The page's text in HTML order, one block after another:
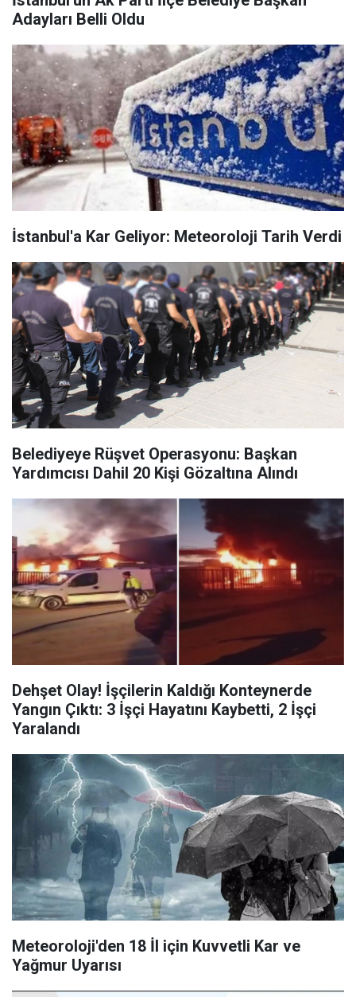
Adayları Belli Oldu
İstanbul'a Kar Geliyor: Meteoroloji Tarih Verdi
Belediyeye Rüşvet Operasyonu: Başkan
Yardımcısı Dahil 20 Kişi Gözaltına Alındı
Dehşet Olay! İşçilerin Kaldığı Konteynerde
Yangın Çıktı: 3 İşçi Hayatını Kaybetti, 2 İşçi
Yaralandı
Meteoroloji'den 18 İl için Kuvvetli Kar ve
Yağmur Uyarısı